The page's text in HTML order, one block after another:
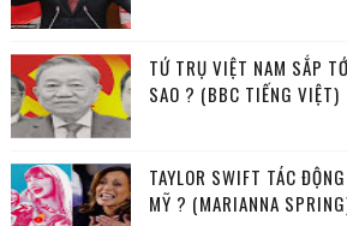
TỨ TRỤ VIỆT NAM SẮP
SAO ? (BBC TIẾNG VIỆT)
TAYLOR SWIFT TÁC
MỸ ? (MARIANNA